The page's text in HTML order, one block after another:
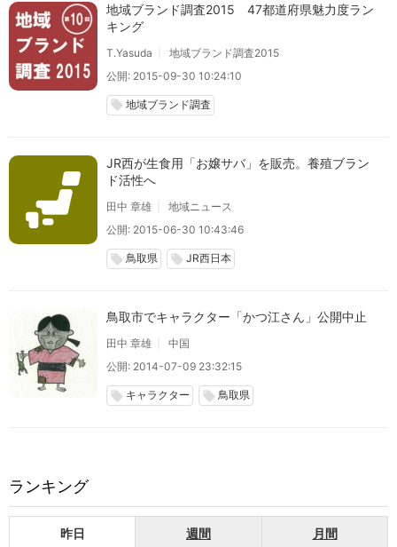
地域ブランド調査2015 47都道府県魅力度ラン
キング
T.Yasuda
地域ブランド調査2015
公開: 2015-09-30 10:24:10
local_offer 地域ブランド調査
JR西が生食用「お嬢サバ」を販売。養殖ブラン
ド活性へ
田中 章雄
地域ニュース
公開: 2015-06-30 10:43:46
local_offer 鳥取県 local_offer JR西日本
鳥取市でキャラクター「かつ江さん」公開中止
田中 章雄
中国
公開: 2014-07-09 23:32:15
local_offer キャラクター local_offer 鳥取県
ランキング
昨日 週間 月間